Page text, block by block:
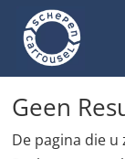
Geen
De pagina die